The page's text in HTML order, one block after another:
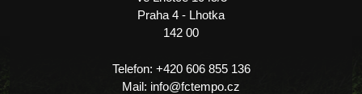
Praha 4 - Lhotka
142 00
Telefon: +420 606 855 136
Mail: info@fctempo.cz